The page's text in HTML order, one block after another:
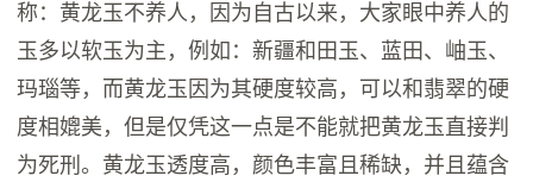
称：黄龙玉不养人，因为自古以来，大家眼中养人的
玉多以软玉为主，例如：新疆和田玉、蓝田、岫玉、
玛瑙等，而黄龙玉因为其硬度较高，可以和翡翠的硬
度相媲美，但是仅凭这一点是不能就把黄龙玉直接判
为死刑。黄龙玉透度高，颜色丰富且稀缺，并且蕴含